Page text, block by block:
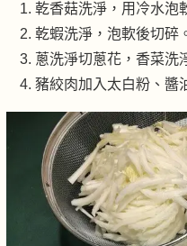
乾香菇洗淨，用冷水泡
乾蝦洗淨，泡軟後切碎
蔥洗淨切蔥花，香菜洗
豬絞肉加入太白粉、醬